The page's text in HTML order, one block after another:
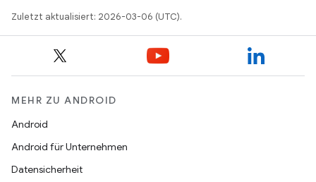
Zuletzt aktualisiert: 2026-03-06 (UTC).
MEHR ZU ANDROID
Android
Android für Unternehmen
Datensicherheit